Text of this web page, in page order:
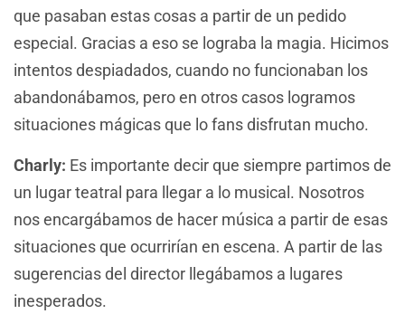
que pasaban estas cosas a partir de un pedido
especial. Gracias a eso se lograba la magia. Hicimos
intentos despiadados, cuando no funcionaban los
abandonábamos, pero en otros casos logramos
situaciones mágicas que lo fans disfrutan mucho.
Charly: Es importante decir que siempre partimos de
un lugar teatral para llegar a lo musical. Nosotros
nos encargábamos de hacer música a partir de esas
situaciones que ocurrirían en escena. A partir de las
sugerencias del director llegábamos a lugares
inesperados.